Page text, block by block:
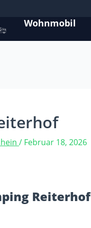
Wohnmobil
/ Februar 18, 2026
Reiterhof